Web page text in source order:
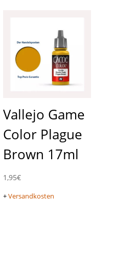
Vallejo Game
Color Plague
Brown 17ml
1,95€
+Versandkosten